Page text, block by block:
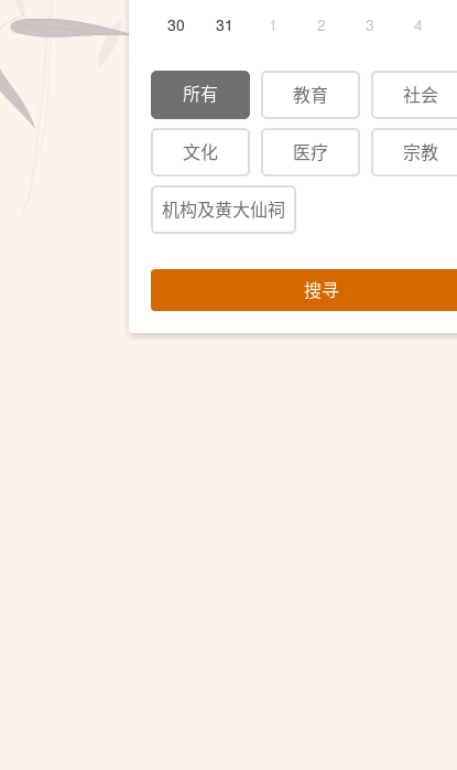
30 31 1 2 3 4
所有 教育 社会
文化 医疗 宗教
机构及黄大仙祠
搜寻